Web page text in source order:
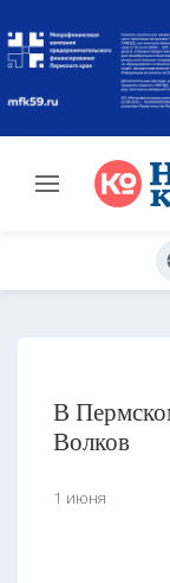
В
Волков
1 июня